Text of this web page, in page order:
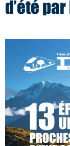
d’été par